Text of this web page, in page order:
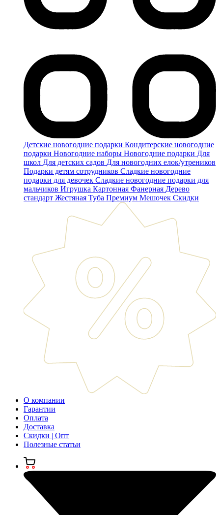
Детские новогодние подарки Кондитерские новогодние
подарки Новогодние наборы Новогодние подарки Для
школ Для детских садов Для новогодних елок/утреников
Подарки детям сотрудников Сладкие новогодние
подарки для девочек Сладкие новогодние подарки для
мальчиков Игрушка Картонная Фанерная Дерево
стандарт Жестяная Туба Премиум Мешочек Скидки
О компании
Гарантии
Оплата
Доставка
Скидки | Опт
Полезные статьи